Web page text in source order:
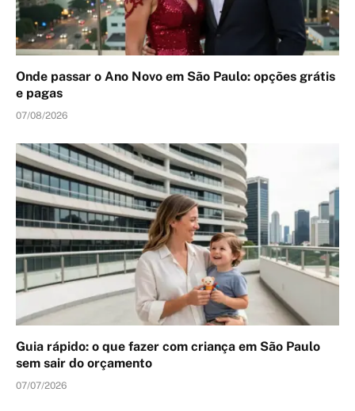
Onde passar o Ano Novo em São Paulo: opções grátis
e pagas
07/08/2026
Guia rápido: o que fazer com criança em São Paulo
sem sair do orçamento
07/07/2026